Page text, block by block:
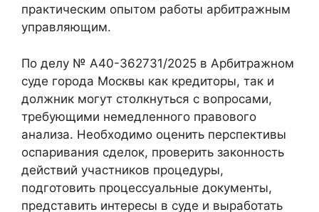
практическим опытом работы арбитражным
управляющим.
По делу № А40-362731/2025 в Арбитражном
суде города Москвы как кредиторы, так и
должник могут столкнуться с вопросами,
требующими немедленного правового
анализа. Необходимо оценить перспективы
оспаривания сделок, проверить законность
действий участников процедуры,
подготовить процессуальные документы,
представить интересы в суде и выработать